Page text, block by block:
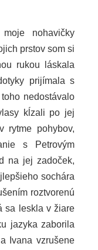
nohavičky
prstov som si
rukou láskala
prijímala s
nedostávalo
kĺzali po jej
rytme pohybov,
s Petrovým
na jej zadoček,
sochára
roztvorenú
sa leskla v žiare
jazyka zaborila
Ivana vzrušene